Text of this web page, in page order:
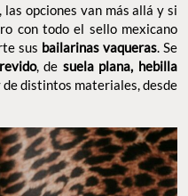
opciones van más allá y si
con todo el sello mexicano
sus bailarinas vaqueras. Se
, de suela plana, hebilla
de distintos materiales, desde